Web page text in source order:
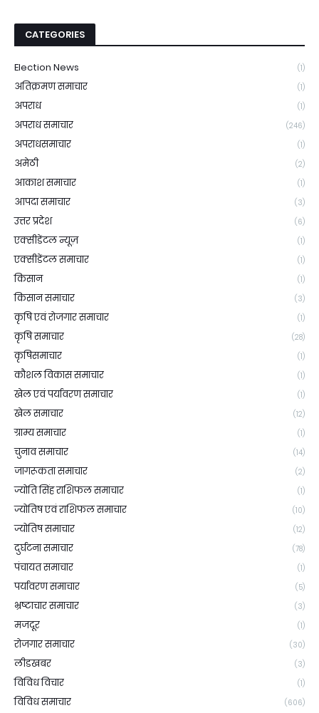
CATEGORIES
Election News (1)
अतिक्रमण समाचार (1)
अपराध (1)
अपराध समाचार (246)
अपराधसमाचार (1)
अमेठी (2)
आकाश समाचार (1)
आपदा समाचार (3)
उत्तर प्रदेश (6)
एक्सीडेंटल न्यूज़ (1)
एक्सीडेंटल समाचार (1)
किसान (1)
किसान समाचार (3)
कृषि एवं रोजगार समाचार (1)
कृषि समाचार (28)
कृषिसमाचार (1)
कौशल विकास समाचार (1)
खेल एवं पर्यावरण समाचार (1)
खेल समाचार (12)
ग्राम्य समाचार (1)
चुनाव समाचार (14)
जागरूकता समाचार (2)
ज्योति सिंह राशिफल समाचार (1)
ज्योतिष एवं राशिफल समाचार (10)
ज्योतिष समाचार (12)
दुर्घटना समाचार (78)
पंचायत समाचार (1)
पर्यावरण समाचार (5)
भ्रष्टाचार समाचार (3)
मजदूर (1)
रोजगार समाचार (30)
लीडखबर (3)
विविध विचार (1)
विविध समाचार (606)